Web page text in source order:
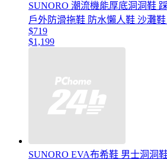
SUNORO 潮流機能厚底洞洞鞋
戶外防滑拖鞋 防水懶人鞋 沙灘
$719
$1,199
SUNORO EVA布希鞋 男士洞洞